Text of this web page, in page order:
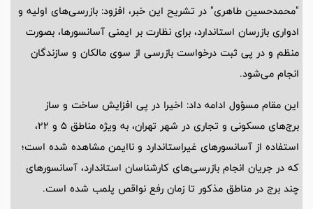
"محمدحسین طاهری" در تشریح این خبر، افزود: بازرسی‌های اولیه و
ادواری بازرسان استاندارد، برای نظارت بر ایمنی آسانسورها، بصورت
منظم و در پی ثبت درخواست بازرسی از سوی مالکان و سازندگان
انجام می‌شود.
این مقام مسؤول ادامه داد: اخیرا در پی افزایش ساخت و ساز
برج‌های مسکونی و تجاری در شهر تهران، به ویژه مناطق 5 و 22،
استفاده از آسانسورهای غیراستاندارد و ناایمن مشاهده شده است؛
که در جریان انجام بازرسی‌های کارشناسان استاندارد، آسانسورهای
چند برج در مناطق مذکور تا زمان رفع نواقص پلمب شده است.